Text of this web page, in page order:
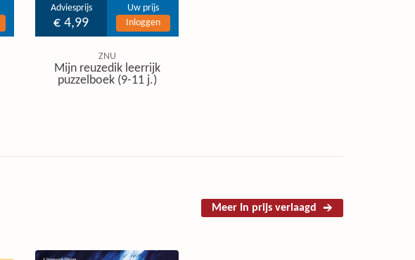
Adviesprijs
€ 4,99
Uw prijs
Inloggen
ZNU
Mijn reuzedik leerrijk
puzzelboek (9-11 j.)
Meer In prijs verlaagd